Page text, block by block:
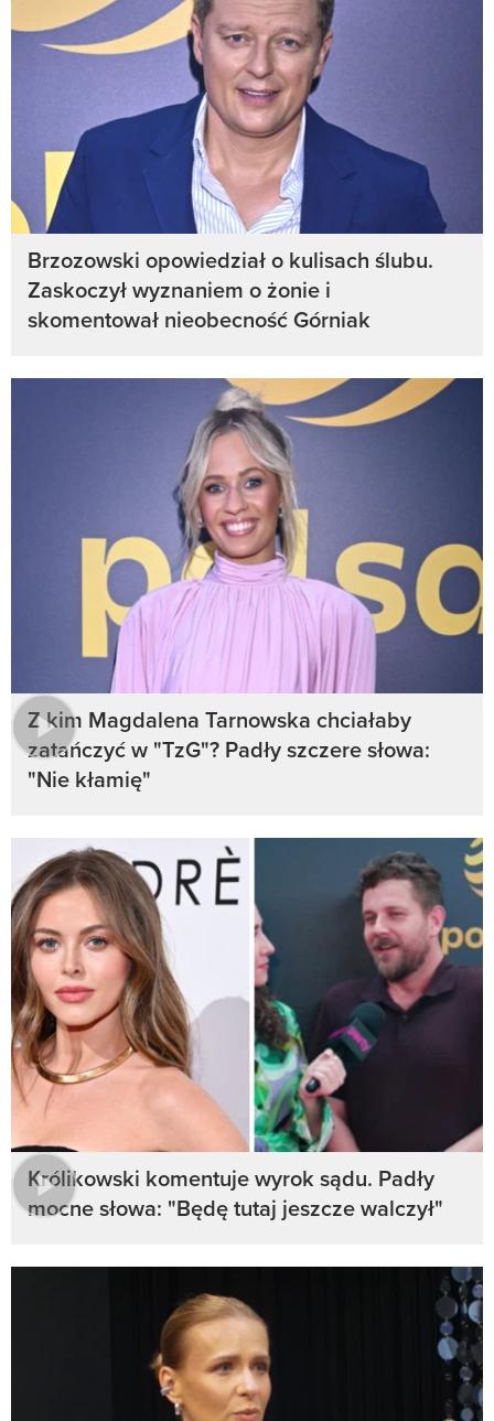
Brzozowski opowiedział o kulisach ślubu.
Zaskoczył wyznaniem o żonie i
skomentował nieobecność Górniak
Z kim Magdalena Tarnowska chciałaby
zatańczyć w "TzG"? Padły szczere słowa:
"Nie kłamię"
Królikowski komentuje wyrok sądu. Padły
mocne słowa: "Będę tutaj jeszcze walczył"